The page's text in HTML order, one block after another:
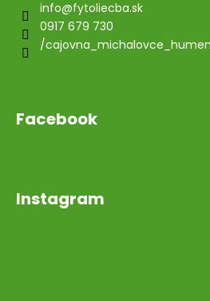
info@fytoliecba.sk
0917 679 730
/
Facebook
Instagram